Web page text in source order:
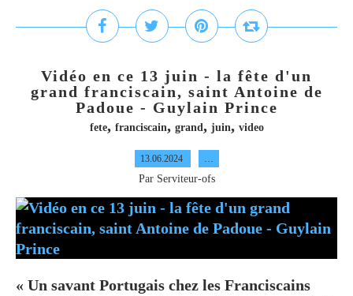
Vidéo en ce 13 juin - la fête d'un
grand franciscain, saint Antoine de
Padoue - Guylain Prince
fete, franciscain, grand, juin, video
13.06.2024 …
Par Serviteur-ofs
« Un savant Portugais chez les Franciscains